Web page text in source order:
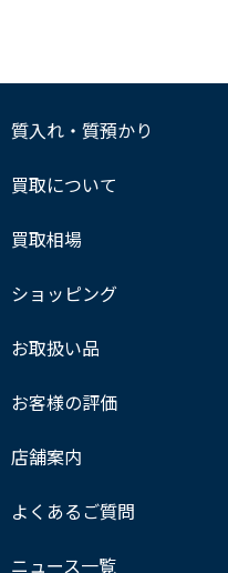
質入れ・質預かり
買取について
買取相場
ショッピング
お取扱い品
お客様の評価
店舗案内
よくあるご質問
ニュース一覧